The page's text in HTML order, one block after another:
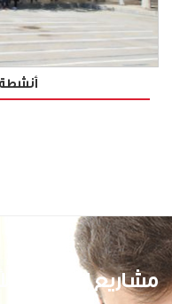
أنشطة
مشاريع المدرسه